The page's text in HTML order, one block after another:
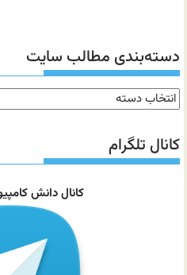
دسته‌بندی مطالب سایت
دسته‌بندی
مطالب
سایت
کانال تلگرام
کانال دانش